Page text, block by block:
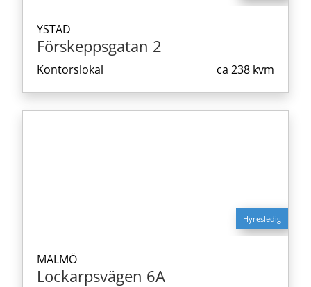
YSTAD
Förskeppsgatan 2
Kontorslokal ca 238 kvm
Hyresledig
MALMÖ
Lockarpsvägen 6A